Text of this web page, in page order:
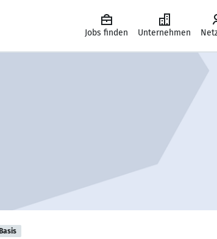
Jobs finden Unternehmen
Basis